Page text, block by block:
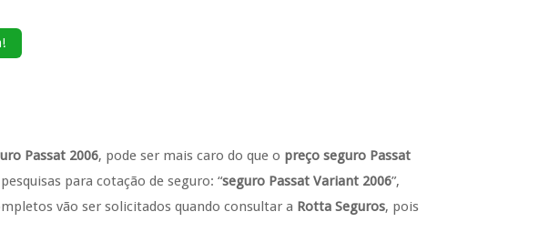
Passat 2006, pode ser mais caro do que o preço seguro Passat
para cotação de seguro: “seguro Passat Variant 2006”,
vão ser solicitados quando consultar a Rotta Seguros, pois